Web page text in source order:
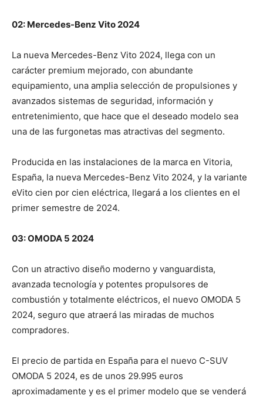
02: Mercedes-Benz Vito 2024
La nueva Mercedes-Benz Vito 2024, llega con un
carácter premium mejorado, con abundante
equipamiento, una amplia selección de propulsiones y
avanzados sistemas de seguridad, información y
entretenimiento, que hace que el deseado modelo sea
una de las furgonetas mas atractivas del segmento.
Producida en las instalaciones de la marca en Vitoria,
España, la nueva Mercedes-Benz Vito 2024, y la variante
eVito cien por cien eléctrica, llegará a los clientes en el
primer semestre de 2024.
03: OMODA 5 2024
Con un atractivo diseño moderno y vanguardista,
avanzada tecnología y potentes propulsores de
combustión y totalmente eléctricos, el nuevo OMODA 5
2024, seguro que atraerá las miradas de muchos
compradores.
El precio de partida en España para el nuevo C-SUV
OMODA 5 2024, es de unos 29.995 euros
aproximadamente y es el primer modelo que se venderá